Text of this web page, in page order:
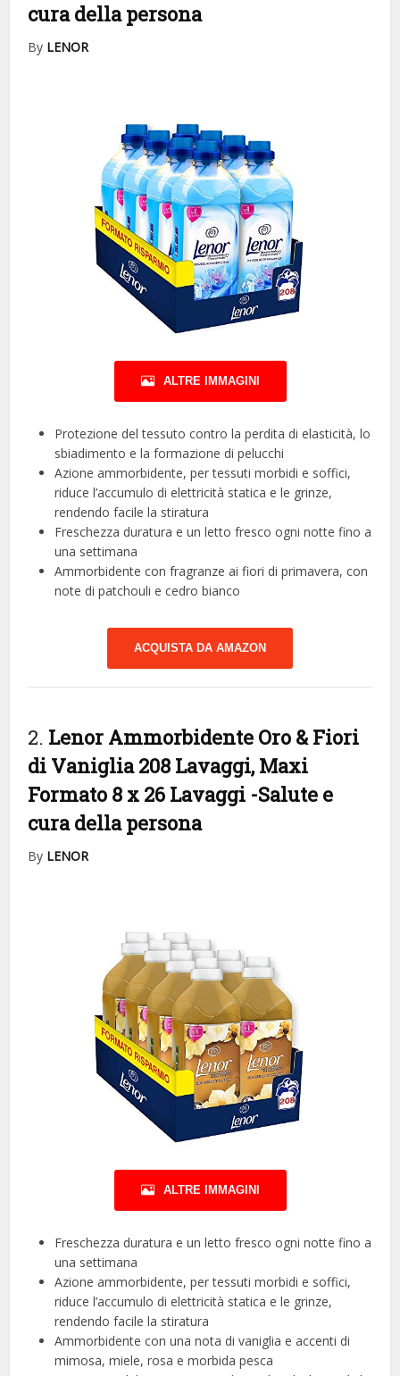
cura della persona
By LENOR
ALTRE IMMAGINI
Protezione del tessuto contro la perdita di elasticità, lo
sbiadimento e la formazione di pelucchi
Azione ammorbidente, per tessuti morbidi e soffici,
riduce l’accumulo di elettricità statica e le grinze,
rendendo facile la stiratura
Freschezza duratura e un letto fresco ogni notte fino a
una settimana
Ammorbidente con fragranze ai fiori di primavera, con
note di patchouli e cedro bianco
ACQUISTA DA AMAZON
2. Lenor Ammorbidente Oro & Fiori
di Vaniglia 208 Lavaggi, Maxi
Formato 8 x 26 Lavaggi -Salute e
cura della persona
By LENOR
ALTRE IMMAGINI
Freschezza duratura e un letto fresco ogni notte fino a
una settimana
Azione ammorbidente, per tessuti morbidi e soffici,
riduce l’accumulo di elettricità statica e le grinze,
rendendo facile la stiratura
Ammorbidente con una nota di vaniglia e accenti di
mimosa, miele, rosa e morbida pesca